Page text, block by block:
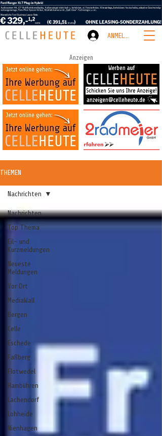
ANMELDEN
Anzeigen
THEMEN
Nachrichten
Top Thema
Eil- und
Kurzmeldungen
Neueste
Meldungen
Vor Ort
MediaWall
Bergen
Celle
Eschede
Faßberg
Flotwedel
Hambühren
Lachendorf
Lohheide
Nienhagen
Nachrichten